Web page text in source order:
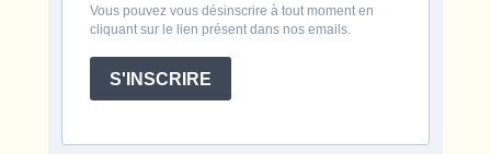
Vous pouvez vous désinscrire à tout moment en
cliquant sur le lien présent dans nos emails.
S'INSCRIRE